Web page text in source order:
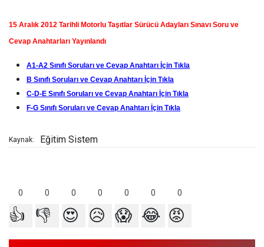
15 Aralık 2012 Tarihli Motorlu Taşıtlar Sürücü Adayları Sınavı Soru ve
Cevap Anahtarları Yayınlandı
A1-A2 Sınıfı Soruları ve Cevap Anahtarı İçin Tıkla
B Sınıfı Soruları ve Cevap Anahtarı İçin Tıkla
C-D-E Sınıfı Soruları ve Cevap Anahtarı İçin Tıkla
F-G Sınıfı Soruları ve Cevap Anahtarı İçin Tıkla
Kaynak: Eğitim Sistem
0 0 0 0 0 0 0
👍 👎 😍 😥 😱 😂 😡